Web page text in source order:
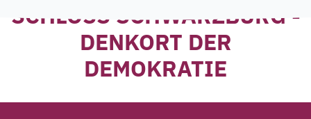
SCHLOSS SCHWARZBURG -
DENKORT DER
DEMOKRATIE